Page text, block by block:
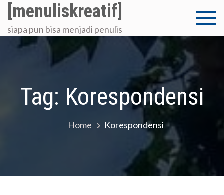
Skip
content
[menuliskreatif]
siapa pun bisa menjadi penulis
Tag: Korespondensi
Home Korespondensi